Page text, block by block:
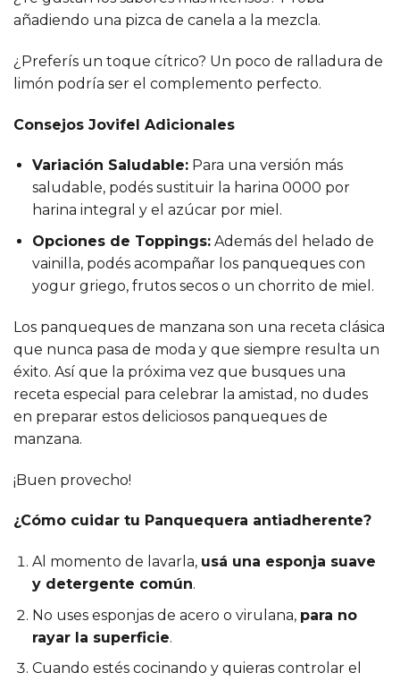
añadiendo una pizca de canela a la mezcla.
¿Preferís un toque cítrico? Un poco de ralladura de
limón podría ser el complemento perfecto.
Consejos Jovifel Adicionales
Variación Saludable:Para una versión más
saludable, podés sustituir la harina 0000 por
harina integral y el azúcar por miel.
Opciones de Toppings:Además del helado de
vainilla, podés acompañar los panqueques con
yogur griego, frutos secos o un chorrito de miel.
Los panqueques de manzana son una receta clásica
que nunca pasa de moda y que siempre resulta un
éxito. Así que la próxima vez que busques una
receta especial para celebrar la amistad, no dudes
en preparar estos deliciosos panqueques de
manzana.
¡Buen provecho!
¿Cómo cuidar tu Panquequera antiadherente?
Al momento de lavarla, usá una esponja suave
y detergente común.
No uses esponjas de acero o virulana, para no
rayar la superficie.
Cuando estés cocinando y quieras controlar el